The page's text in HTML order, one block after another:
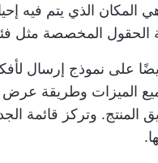
المكان الذي يتم فيه
الحقول المخصصة مثل فئة
على نموذج إرسال
وطريقة عرض
المنتج. وتركز قائمة